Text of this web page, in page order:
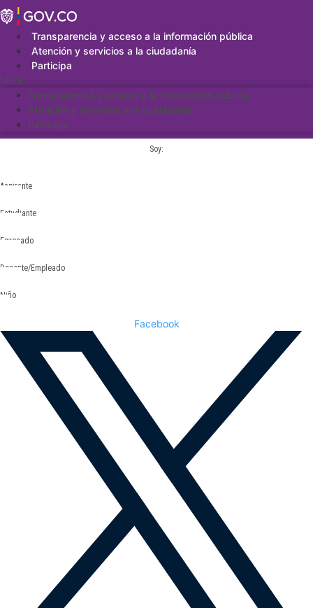
Saltar
al
contenidoTransparencia y acceso a la información pública
Atención y servicios a la ciudadanía
Participa
Menu
Transparencia y acceso a la información pública
Atención y servicios a la ciudadanía
Participa
Soy:
Aspirante
Estudiante
Egresado
Docente/Empleado
Niño
Facebook